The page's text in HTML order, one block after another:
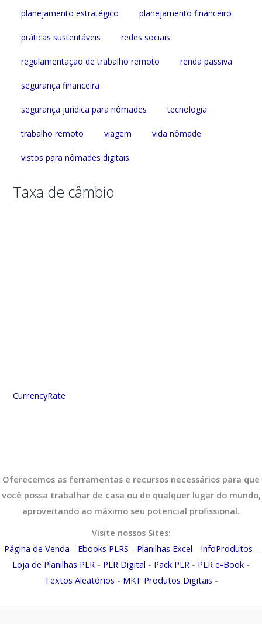
planejamento estratégico planejamento financeiro
práticas sustentáveis redes sociais
regulamentação de trabalho remoto renda passiva
segurança financeira
segurança jurídica para nômades tecnologia
trabalho remoto viagem vida nômade
vistos para nômades digitais
Taxa de câmbio
CurrencyRate
Oferecemos as ferramentas e recursos necessários para que
você possa trabalhar de casa ou de qualquer lugar do mundo,
aproveitando ao máximo seu potencial profissional.
Visite nossos Sites:
Página de Venda - Ebooks PLRS - Planilhas Excel - InfoProdutos -
Loja de Planilhas PLR - PLR Digital - Pack PLR - PLR e-Book -
Textos Aleatórios - MKT Produtos Digitais -